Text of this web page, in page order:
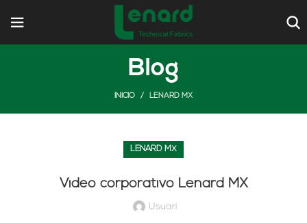
Blog
INICIO LENARD MX
LENARD MX
Video corporativo Lenard MX
Usuari